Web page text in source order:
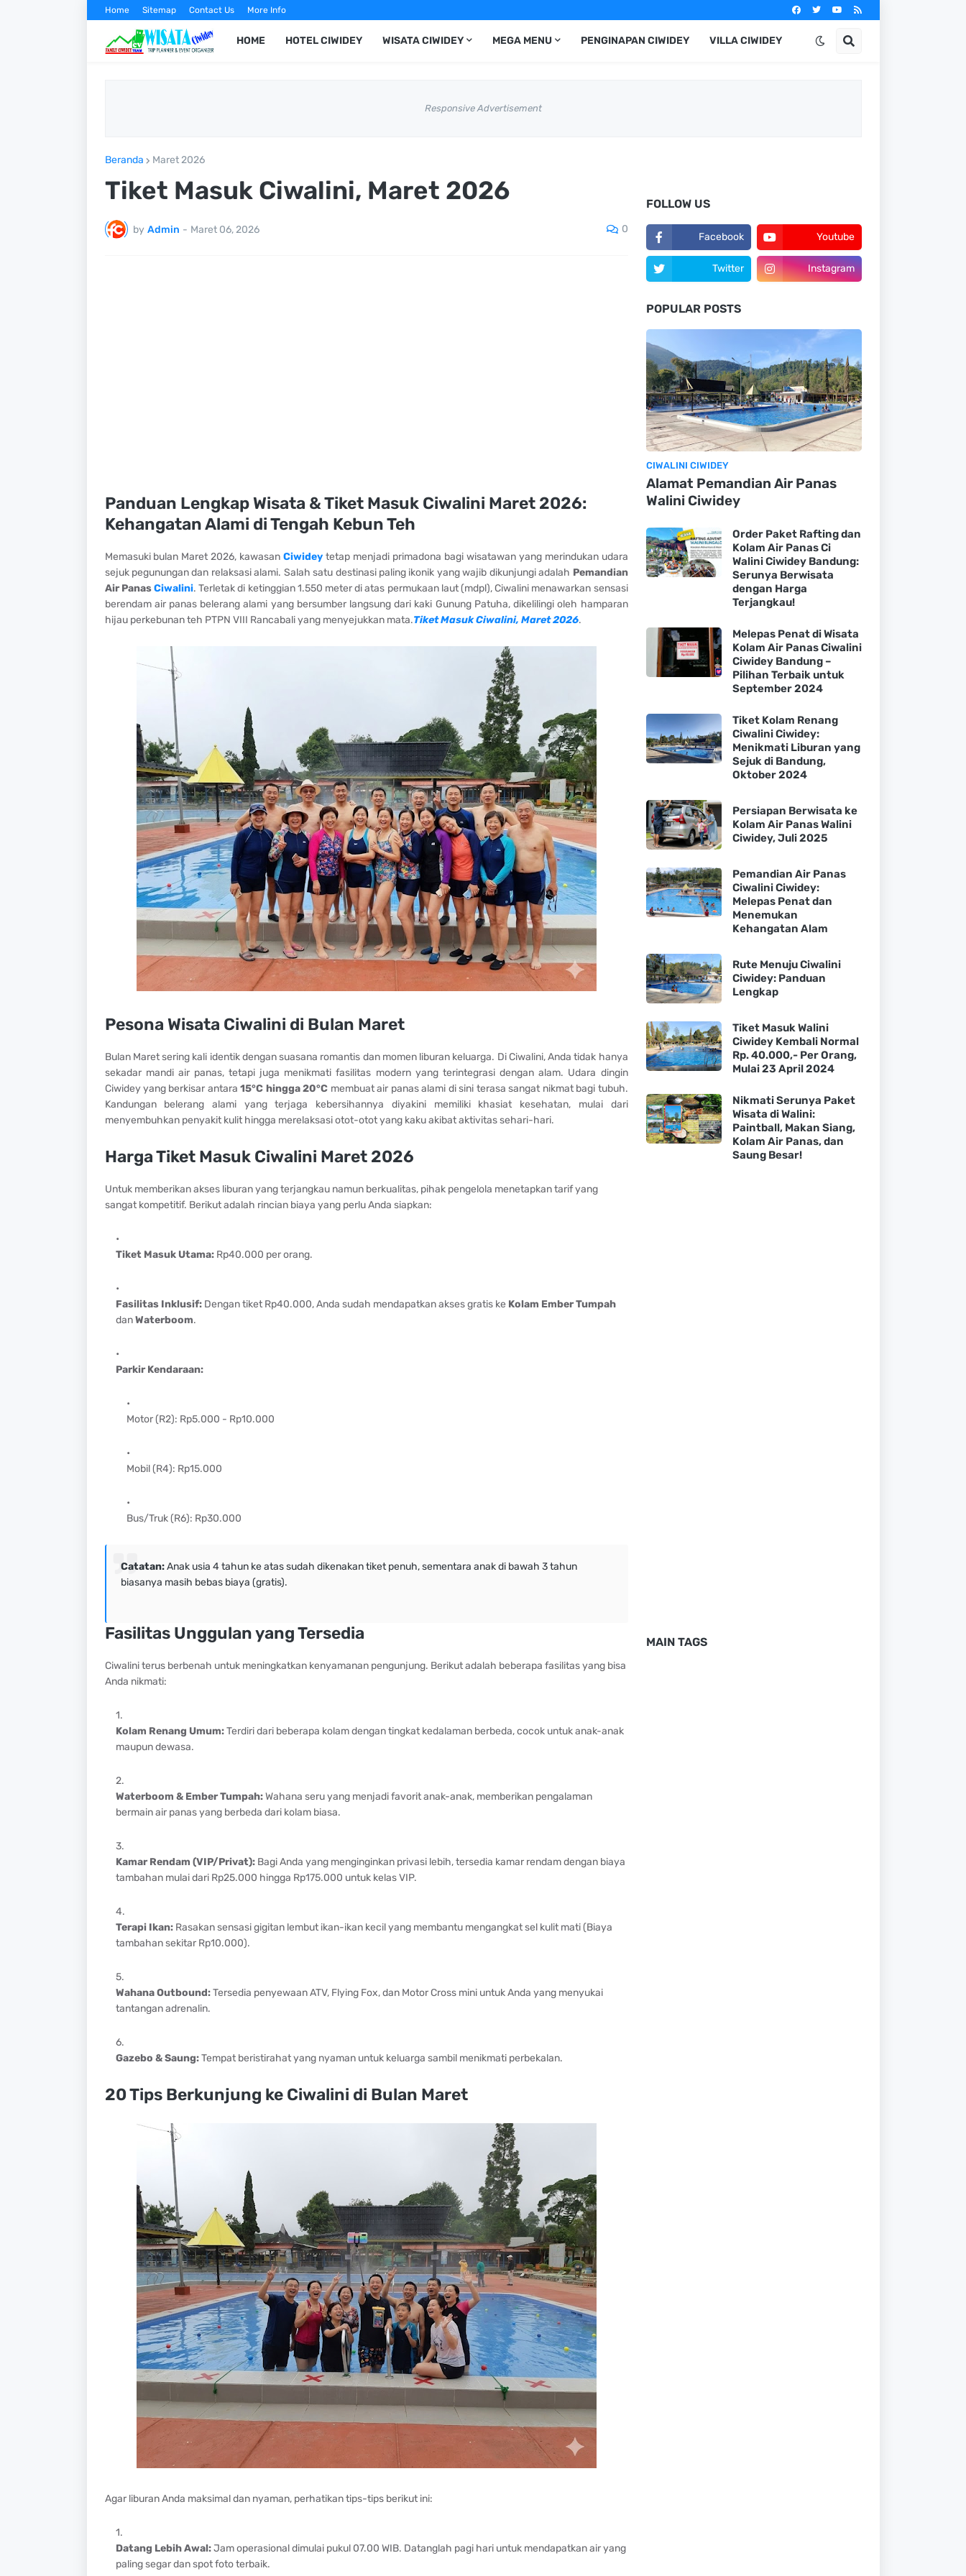
Home Sitemap Contact Us More Info
HOME HOTEL CIWIDEY WISATA CIWIDEY MEGA MENU PENGINAPAN CIWIDEY VILLA CIWIDEY
Responsive Advertisement
Beranda Maret 2026
Tiket Masuk Ciwalini, Maret 2026
by Admin - Maret 06, 2026 0
Panduan Lengkap Wisata & Tiket Masuk Ciwalini Maret 2026:
Kehangatan Alami di Tengah Kebun Teh
Memasuki bulan Maret 2026, kawasanCiwidey tetap menjadi primadona bagi wisatawan yang merindukan udara
sejuk pegunungan dan relaksasi alami. Salah satu destinasi paling ikonik yang wajib dikunjungi adalah Pemandian
Air PanasCiwalini. Terletak di ketinggian 1.550 meter di atas permukaan laut (mdpl), Ciwalini menawarkan sensasi
berendam air panas belerang alami yang bersumber langsung dari kaki Gunung Patuha, dikelilingi oleh hamparan
hijau perkebunan teh PTPN VIII Rancabali yang menyejukkan mata.Tiket Masuk Ciwalini, Maret 2026.
Pesona Wisata Ciwalini di Bulan Maret
Bulan Maret sering kali identik dengan suasana romantis dan momen liburan keluarga. Di Ciwalini, Anda tidak hanya
sekadar mandi air panas, tetapi juga menikmati fasilitas modern yang terintegrasi dengan alam. Udara dingin
Ciwidey yang berkisar antara15°C hingga 20°C membuat air panas alami di sini terasa sangat nikmat bagi tubuh.
Kandungan belerang alami yang terjaga kebersihannya diyakini memiliki khasiat kesehatan, mulai dari
menyembuhkan penyakit kulit hingga merelaksasi otot-otot yang kaku akibat aktivitas sehari-hari.
Harga Tiket Masuk Ciwalini Maret 2026
Untuk memberikan akses liburan yang terjangkau namun berkualitas, pihak pengelola menetapkan tarif yang
sangat kompetitif. Berikut adalah rincian biaya yang perlu Anda siapkan:
Tiket Masuk Utama:Rp40.000 per orang.
Fasilitas Inklusif:Dengan tiket Rp40.000, Anda sudah mendapatkan akses gratis ke Kolam Ember Tumpah
danWaterboom.
Parkir Kendaraan:
Motor (R2): Rp5.000 - Rp10.000
Mobil (R4): Rp15.000
Bus/Truk (R6): Rp30.000
Catatan:Anak usia 4 tahun ke atas sudah dikenakan tiket penuh, sementara anak di bawah 3 tahun
biasanya masih bebas biaya (gratis).
Fasilitas Unggulan yang Tersedia
Ciwalini terus berbenah untuk meningkatkan kenyamanan pengunjung. Berikut adalah beberapa fasilitas yang bisa
Anda nikmati:
Kolam Renang Umum:Terdiri dari beberapa kolam dengan tingkat kedalaman berbeda, cocok untuk anak-anak
maupun dewasa.
Waterboom & Ember Tumpah:Wahana seru yang menjadi favorit anak-anak, memberikan pengalaman
bermain air panas yang berbeda dari kolam biasa.
Kamar Rendam (VIP/Privat):Bagi Anda yang menginginkan privasi lebih, tersedia kamar rendam dengan biaya
tambahan mulai dari Rp25.000 hingga Rp175.000 untuk kelas VIP.
Terapi Ikan:Rasakan sensasi gigitan lembut ikan-ikan kecil yang membantu mengangkat sel kulit mati (Biaya
tambahan sekitar Rp10.000).
Wahana Outbound:Tersedia penyewaan ATV, Flying Fox, dan Motor Cross mini untuk Anda yang menyukai
tantangan adrenalin.
Gazebo & Saung:Tempat beristirahat yang nyaman untuk keluarga sambil menikmati perbekalan.
20 Tips Berkunjung ke Ciwalini di Bulan Maret
Agar liburan Anda maksimal dan nyaman, perhatikan tips-tips berikut ini:
Datang Lebih Awal:Jam operasional dimulai pukul 07.00 WIB. Datanglah pagi hari untuk mendapatkan air yang
paling segar dan spot foto terbaik.
FOLLOW US
Facebook Youtube
Twitter Instagram
POPULAR POSTS
CIWALINI CIWIDEY
Alamat Pemandian Air Panas
Walini Ciwidey
Order Paket Rafting dan
Kolam Air Panas Ci
Walini Ciwidey Bandung:
Serunya Berwisata
dengan Harga
Terjangkau!
Melepas Penat di Wisata
Kolam Air Panas Ciwalini
Ciwidey Bandung –
Pilihan Terbaik untuk
September 2024
Tiket Kolam Renang
Ciwalini Ciwidey:
Menikmati Liburan yang
Sejuk di Bandung,
Oktober 2024
Persiapan Berwisata ke
Kolam Air Panas Walini
Ciwidey, Juli 2025
Pemandian Air Panas
Ciwalini Ciwidey:
Melepas Penat dan
Menemukan
Kehangatan Alam
Rute Menuju Ciwalini
Ciwidey: Panduan
Lengkap
Tiket Masuk Walini
Ciwidey Kembali Normal
Rp. 40.000,- Per Orang,
Mulai 23 April 2024
Nikmati Serunya Paket
Wisata di Walini:
Paintball, Makan Siang,
Kolam Air Panas, dan
Saung Besar!
MAIN TAGS